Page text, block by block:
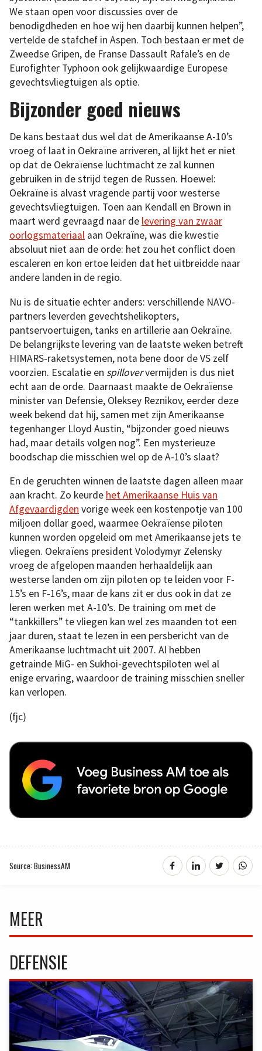
We staan open voor discussies over de
benodigdheden en hoe wij hen daarbij kunnen helpen”,
vertelde de stafchef in Aspen. Toch bestaan er met de
Zweedse Gripen, de Franse Dassault Rafale’s en de
Eurofighter Typhoon ook gelijkwaardige Europese
gevechtsvliegtuigen als optie.
Bijzonder goed nieuws
De kans bestaat dus wel dat de Amerikaanse A-10’s
vroeg of laat in Oekraïne arriveren, al lijkt het er niet
op dat de Oekraïense luchtmacht ze zal kunnen
gebruiken in de strijd tegen de Russen. Hoewel:
Oekraïne is alvast vragende partij voor westerse
gevechtsvliegtuigen. Toen aan Kendall en Brown in
maart werd gevraagd naar de levering van zwaar
oorlogsmateriaal aan Oekraïne, was die kwestie
absoluut niet aan de orde: het zou het conflict doen
escaleren en kon ertoe leiden dat het uitbreidde naar
andere landen in de regio.
Nu is de situatie echter anders: verschillende NAVO-
partners leverden gevechtshelikopters,
pantservoertuigen, tanks en artillerie aan Oekraïne.
De belangrijkste levering van de laatste weken betreft
HIMARS-raketsystemen, nota bene door de VS zelf
voorzien. Escalatie en spilloververmijden is dus niet
echt aan de orde. Daarnaast maakte de Oekraïense
minister van Defensie, Oleksey Reznikov, eerder deze
week bekend dat hij, samen met zijn Amerikaanse
tegenhanger Lloyd Austin, “bijzonder goed nieuws
had, maar details volgen nog”. Een mysterieuze
boodschap die misschien wel op de A-10’s slaat?
En de geruchten winnen de laatste dagen alleen maar
aan kracht. Zo keurde het Amerikaanse Huis van
Afgevaardigden vorige week een kostenpotje van 100
miljoen dollar goed, waarmee Oekraïense piloten
kunnen worden opgeleid om met Amerikaanse jets te
vliegen. Oekraïens president Volodymyr Zelensky
vroeg de afgelopen maanden herhaaldelijk aan
westerse landen om zijn piloten op te leiden voor F-
15’s en F-16’s, maar de kans zit er dus ook in dat ze
leren werken met A-10’s. De training om met de
“tankkillers” te vliegen kan wel zes maanden tot een
jaar duren, staat te lezen in een persbericht van de
Amerikaanse luchtmacht uit 2007. Al hebben
getrainde MiG- en Sukhoi-gevechtspiloten wel al
enige ervaring, waardoor de training misschien sneller
kan verlopen.
(fjc)
Source: BusinessAM
MEER
DEFENSIE